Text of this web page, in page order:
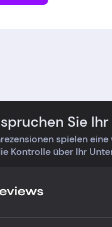
Sie
spielen
Kontrolle über Ihr